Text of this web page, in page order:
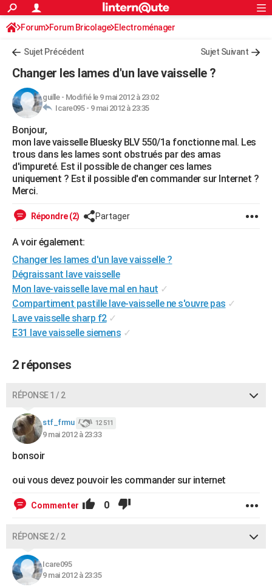
ACTUALITÉS
Politique
Société
Faits Divers
Education
Monde
Villes
+
FINANCE
Retraite
Impôts
Epargne
Immobilier
Risques naturels par ville
Banque
Assurance
Crédit
AUTO
Essais
Réserver un essai
Citadines
Berlines
SUV
Forum auto
+HIGH-TECH
Mobiles
Meilleur smartphone
Internet
Ordinateurs
Jeux vidéo
Guide high-tech
+BRICOLAGE
Forum
Aménagement intérieur
Extérieur
Cuisine
Salle de bains
Jardinage
Rangement
WEEK-END
Guides de France
Escapades
Patrimoine
Expositions
Musées
Week-end nature
LIFESTYLE
SANTE
Alimentation
Guide de la santé
Maladies
Médicaments
Sommeil
VOYAGE
Destinations
City break
Voyage nature
Voyage de noces
Forum
Climat
+PHOTO
GUIDES D'ACHAT
BONS PLANS
CARTE DE VOEUX
COPAINS D'AVANT
S'inscrire
Se connecter
Lycées
Collèges
Primaires
Universités
Entreprises
Service militaire
Avis de recherche
AVIS DE DÉCÈS
FORUM
Bricolage
Lifestyle
Culture
Sport
Auto
Television
Voyage
Cinema
S'inscrire
Connexion
Forum Forum Bricolage Electroménager
Sujet Précédent Sujet Suivant
Changer les lames d'un lave vaisselle ?
guille- Modifié le 9 mai 2012 à 23:02
Icare095 - 9 mai 2012 à 23:35
Bonjour,
mon lave vaisselle Bluesky BLV 550/1a fonctionne mal. Les
trous dans les lames sont obstrués par des amas
d'impureté. Est il possible de changer ces lames
uniquement ? Est il possible d'en commander sur Internet ?
Merci.
Répondre (2) Partager
A voir également:
Changer les lames d'un lave vaisselle ?
Dégraissant lave vaisselle
Mon lave-vaisselle lave mal en haut ✓
Compartiment pastille lave-vaisselle ne s'ouvre pas ✓
Lave vaisselle sharp f2 ✓
E31 lave vaisselle siemens ✓
2 réponses
RÉPONSE 1 / 2
stf_frmu 12 511
9 mai 2012 à 23:33
bonsoir
oui vous devez pouvoir les commander sur internet
Commenter 0
RÉPONSE 2 / 2
Icare095
9 mai 2012 à 23:35